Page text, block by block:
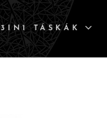
3IN1 TÁSKÁK